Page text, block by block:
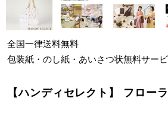
全国一律送料無料
包装紙・のし紙・あいさつ状無料サー
【ハンディセレクト】 フロー